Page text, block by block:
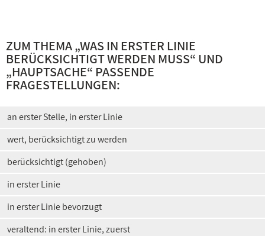
ZUM THEMA „WAS IN ERSTER LINIE
BERÜCKSICHTIGT WERDEN MUSS“ UND
„HAUPTSACHE“ PASSENDE
FRAGESTELLUNGEN:
an erster Stelle, in erster Linie
wert, berücksichtigt zu werden
berücksichtigt (gehoben)
in erster Linie
in erster Linie bevorzugt
veraltend: in erster Linie, zuerst